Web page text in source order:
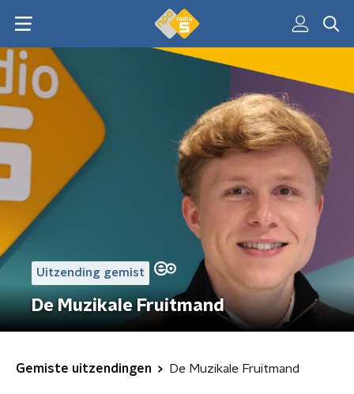
Uitzending gemist
De Muzikale Fruitmand
Gemiste uitzendingen De Muzikale Fruitmand